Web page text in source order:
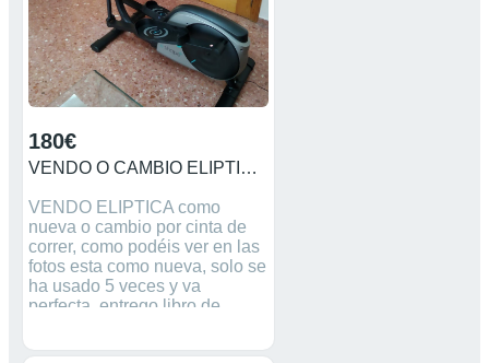
180€
VENDO O CAMBIO ELIPTICA POR CINTA DE CORRER
VENDO ELIPTICA como
nueva o cambio por cinta de
correr, como podéis ver en las
fotos esta como nueva, solo se
ha usado 5 veces y va
perfecta, entrego libro de
programas con varios niveles